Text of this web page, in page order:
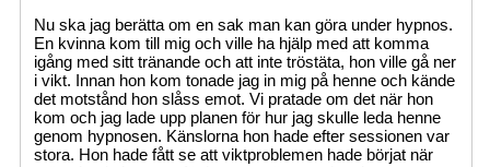
Nu ska jag berätta om en sak man kan göra under hypnos.
En kvinna kom till mig och ville ha hjälp med att komma
igång med sitt tränande och att inte tröstäta, hon ville gå ner
i vikt. Innan hon kom tonade jag in mig på henne och kände
det motstånd hon slåss emot. Vi pratade om det när hon
kom och jag lade upp planen för hur jag skulle leda henne
genom hypnosen. Känslorna hon hade efter sessionen var
stora. Hon hade fått se att viktproblemen hade börjat när